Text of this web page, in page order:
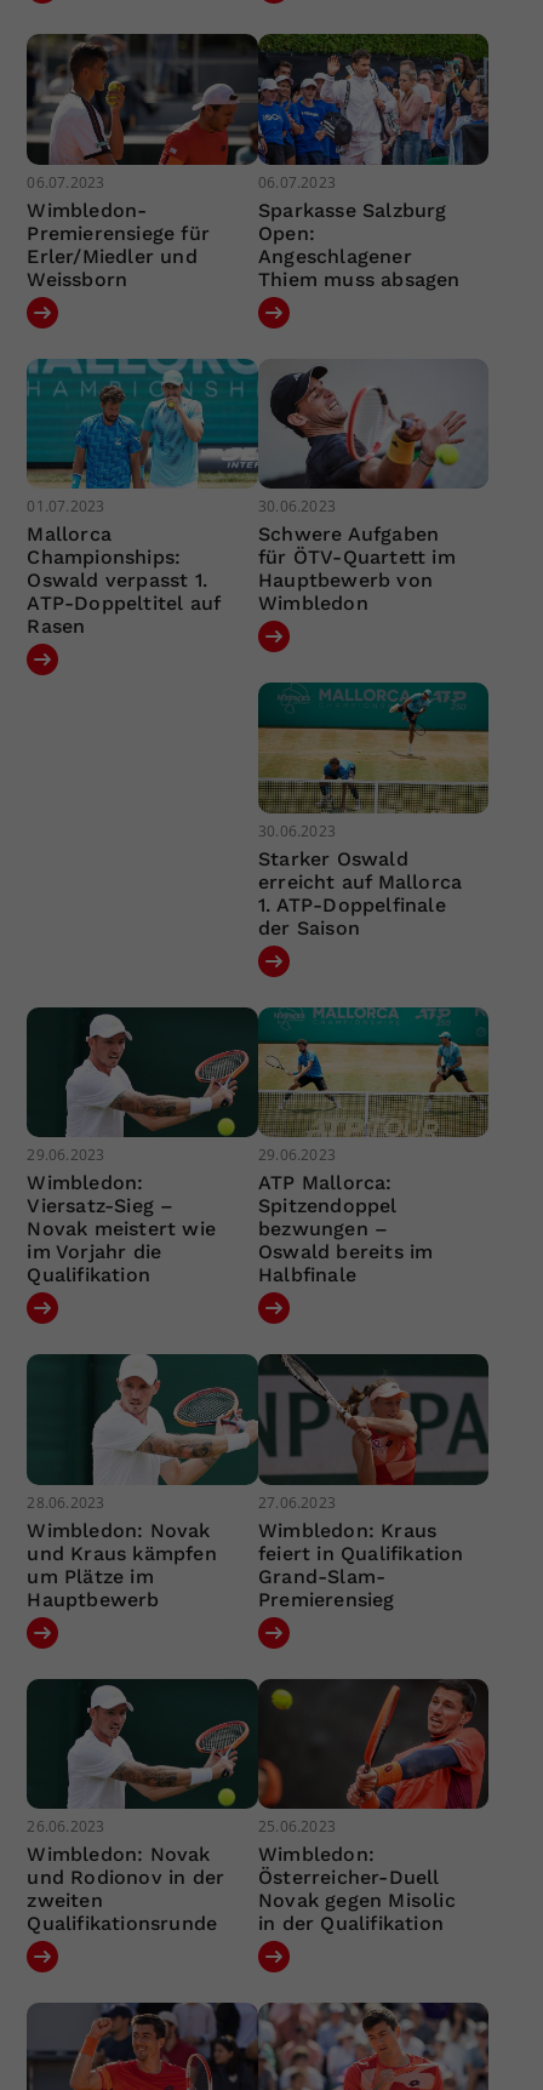
06.07.2023
Wimbledon-
Premierensiege für
Erler/Miedler und
Weissborn
06.07.2023
Sparkasse Salzburg
Open:
Angeschlagener
Thiem muss absagen
01.07.2023
Mallorca
Championships:
Oswald verpasst 1.
ATP-Doppeltitel auf
Rasen
30.06.2023
Schwere Aufgaben
für ÖTV-Quartett im
Hauptbewerb von
Wimbledon
30.06.2023
Starker Oswald
erreicht auf Mallorca
1. ATP-Doppelfinale
der Saison
29.06.2023
Wimbledon:
Viersatz-Sieg –
Novak meistert wie
im Vorjahr die
Qualifikation
29.06.2023
ATP Mallorca:
Spitzendoppel
bezwungen –
Oswald bereits im
Halbfinale
28.06.2023
Wimbledon: Novak
und Kraus kämpfen
um Plätze im
Hauptbewerb
27.06.2023
Wimbledon: Kraus
feiert in Qualifikation
Grand-Slam-
Premierensieg
26.06.2023
Wimbledon: Novak
und Rodionov in der
zweiten
Qualifikationsrunde
25.06.2023
Wimbledon:
Österreicher-Duell
Novak gegen Misolic
in der Qualifikation